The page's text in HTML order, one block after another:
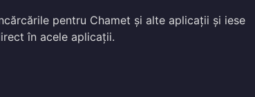
pentru Chamet și alte aplicații și iese
în acele aplicații.